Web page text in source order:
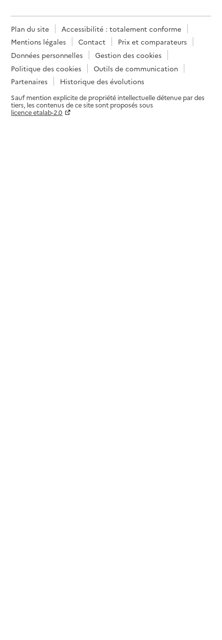
Plan du site
Accessibilité : totalement conforme
Mentions légales
Contact
Prix et comparateurs
Données personnelles
Gestion des cookies
Politique des cookies
Outils de communication
Partenaires
Historique des évolutions
Sauf mention explicite de propriété intellectuelle détenue par des
tiers, les contenus de ce site sont proposés sous
licence etalab-2.0